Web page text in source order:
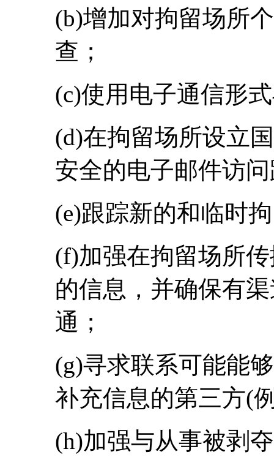
(b)增加对拘留场所
查；
(c)使用电子通信形
(d)在拘留场所设立
安全的电子邮件访
(e)跟踪新的和临时
(f)加强在拘留场所
的信息，并确保有
通；
(g)寻求联系可能能
补充信息的第三方(
(h)加强与从事被剥